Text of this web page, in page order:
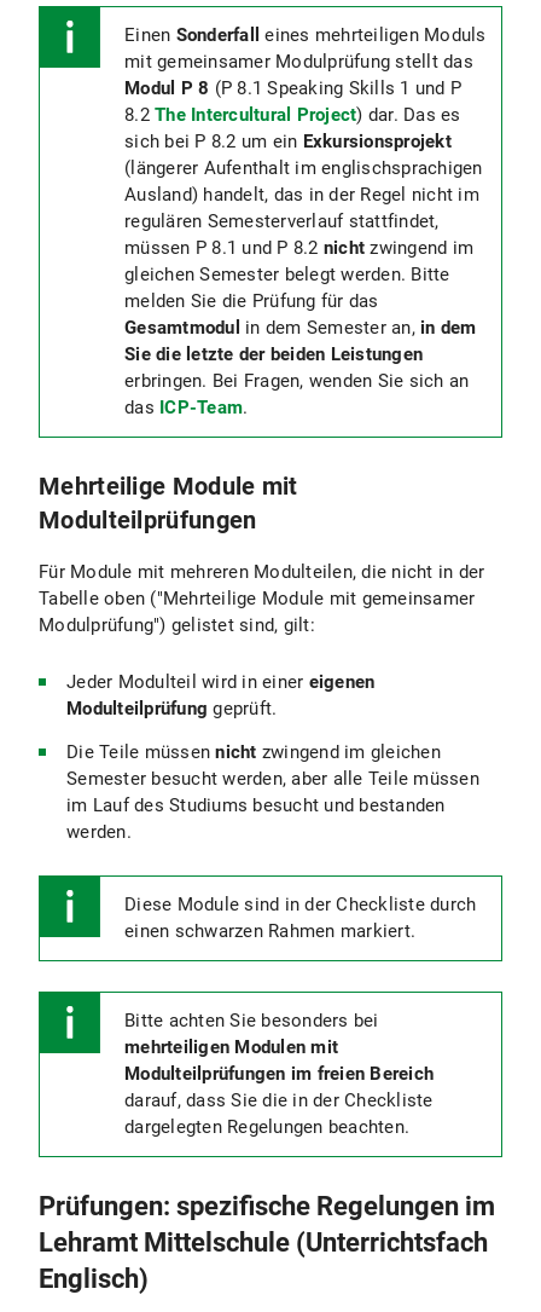
Einen Sonderfalleines mehrteiligen Moduls
mit gemeinsamer Modulprüfung stellt das
Modul P 8 (P 8.1 Speaking Skills 1 und P
8.2 The Intercultural Project) dar. Das es
sich bei P 8.2 um ein Exkursionsprojekt
(längerer Aufenthalt im englischsprachigen
Ausland) handelt, das in der Regel nicht im
regulären Semesterverlauf stattfindet,
müssen P 8.1 und P 8.2 nicht zwingend im
gleichen Semester belegt werden. Bitte
melden Sie die Prüfung für das
Gesamtmodul in dem Semester an, in dem
Sie die letzte der beiden Leistungen
erbringen. Bei Fragen, wenden Sie sich an
das ICP-Team.
Mehrteilige Module mit
Modulteilprüfungen
Für Module mit mehreren Modulteilen, die nicht in der
Tabelle oben ("Mehrteilige Module mit gemeinsamer
Modulprüfung") gelistet sind, gilt:
Jeder Modulteil wird in einer eigenen
Modulteilprüfung geprüft.
Die Teile müssen nicht zwingend im gleichen
Semester besucht werden, aber alle Teile müssen
im Lauf des Studiums besucht und bestanden
werden.
Diese Module sind in der Checkliste durch
einen schwarzen Rahmen markiert.
Bitte achten Sie besonders bei
mehrteiligen Modulen mit
Modulteilprüfungen im freien Bereich
darauf, dass Sie die in der Checkliste
dargelegten Regelungen beachten.
Prüfungen: spezifische Regelungen im
Lehramt Mittelschule (Unterrichtsfach
Englisch)